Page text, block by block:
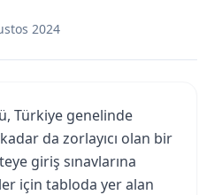
2024
Türkiye genelinde
da zorlayıcı olan bir
giriş sınavlarına
için tabloda yer alan